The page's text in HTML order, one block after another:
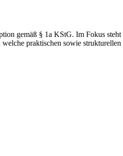
gemäß § 1a KStG. Im Fokus
praktischen sowie